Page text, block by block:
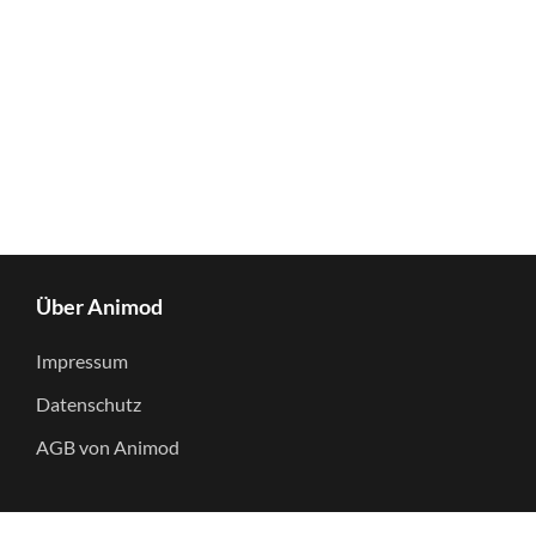
Über Animod
Impressum
Datenschutz
AGB von Animod